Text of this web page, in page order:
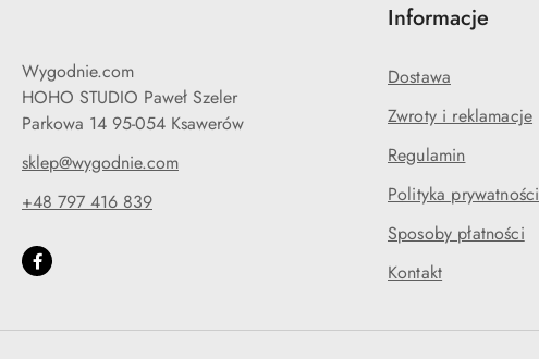
Wygodnie.com
HOHO STUDIO Paweł Szeler
Parkowa 14 95-054 Ksawerów
sklep@wygodnie.com
+48 797 416 839
Informacje
Dostawa
Zwroty i reklamacje
Regulamin
Polityka prywatności
Sposoby płatności
Kontakt